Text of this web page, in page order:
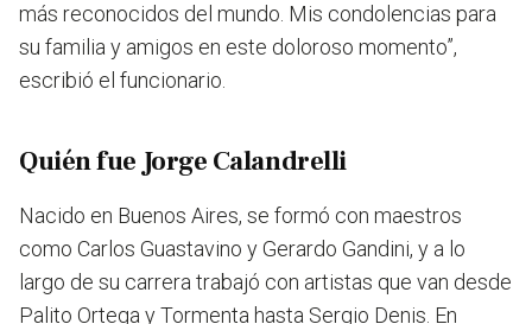
más reconocidos del mundo. Mis condolencias para
su familia y amigos en este doloroso momento”,
escribió el funcionario.
Quién fue Jorge Calandrelli
Nacido en Buenos Aires, se formó con maestros
como Carlos Guastavino y Gerardo Gandini, y a lo
largo de su carrera trabajó con artistas que van desde
Palito Ortega y Tormenta hasta Sergio Denis. En